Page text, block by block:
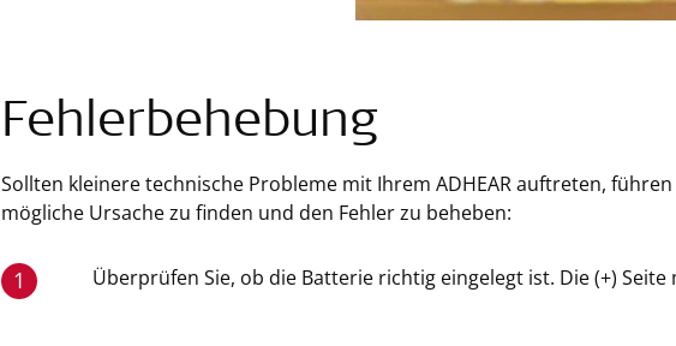
Fehlerbehebung
Sollten kleinere technische Probleme mit Ihrem ADHEAR auftreten,
mögliche Ursache zu finden und den Fehler zu beheben:
1 Überprüfen Sie, ob die Batterie richtig eingelegt ist. Die (+) Seite